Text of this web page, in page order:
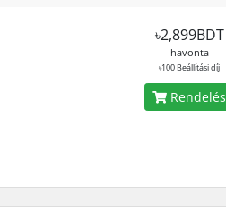
৳2,899BDT
havonta
৳100 Beállítási díj
Rendelés